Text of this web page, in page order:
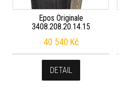
Epos Originale
3408.208.20.14.15
40 540 Kč
DETAIL